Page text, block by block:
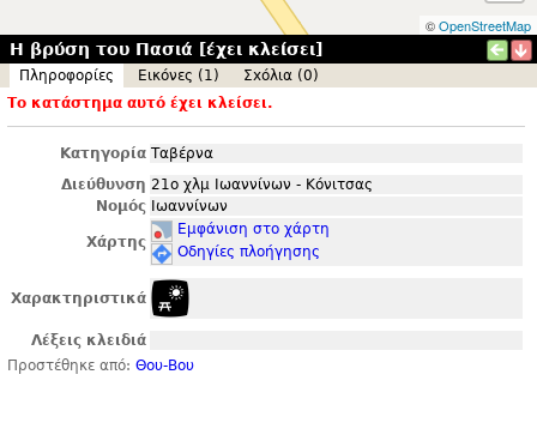
©OpenStreetMap
Η βρύση του Πασιά [έχει κλείσει]
Πληροφορίες Εικόνες (1)
Σxόλια (0)
Το κατάστημα αυτό έχει κλείσει.
Κατηγορία Ταβέρνα
Διεύθυνση 21ο χλμ Ιωαννίνων - Κόνιτσας
Νομός Ιωαννίνων
Χάρτης
Εμφάνιση στο χάρτη
Οδηγίες πλοήγησης
Χαρακτηριστικά
Λέξεις κλειδιά
Προστέθηκε από: Θου-Βου